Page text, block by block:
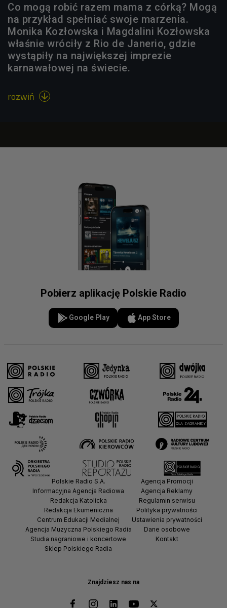
Co mogą robić razem mama z córką? Mogą
na przykład spełniać swoje marzenia.
Monika Kozłowska i Magdalini Kozłowska
właśnie wróciły z Rio de Janerio, gdzie
wystąpiły na największej imprezie
karnawałowej na świecie.
rozwiń 
Pobierz aplikację Polskie Radio
Google Play App Store
Znajdziesz nas na
Polskie Radio S.A.
Informacyjna Agencja Radiowa
Redakcja Katolicka
Redakcja Ekumeniczna
Centrum Edukacji Medialnej
Agencja Muzyczna Polskiego Radia
Studia nagraniowe i koncertowe
Sklep Polskiego Radia
Agencja Promocji
Agencja Reklamy
Regulamin serwisu
Polityka prywatności
Ustawienia prywatności
Dane osobowe
Kontakt